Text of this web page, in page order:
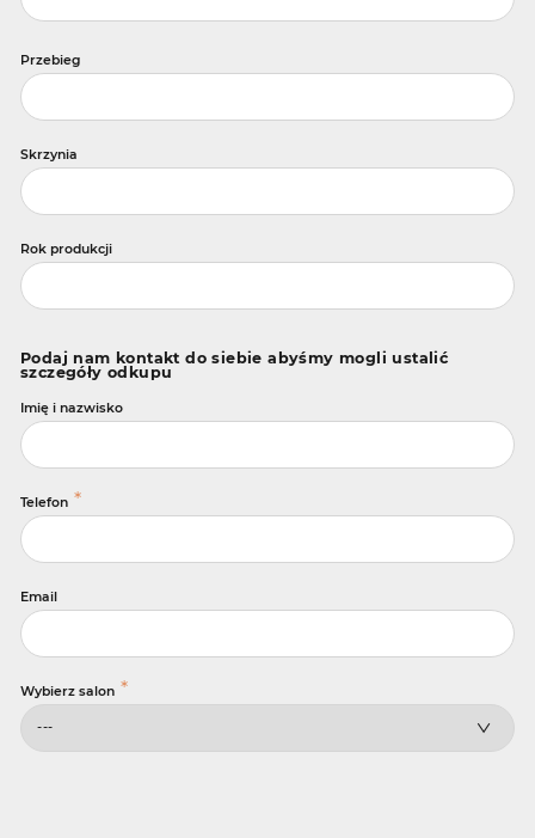
Przebieg
Skrzynia
Rok produkcji
Podaj nam kontakt do siebie abyśmy mogli ustalić
szczegóły odkupu
Imię i nazwisko
Telefon *
Email
Wybierz salon *